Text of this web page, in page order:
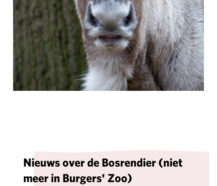
Nieuws over de Bosrendier (niet
meer in Burgers' Zoo)